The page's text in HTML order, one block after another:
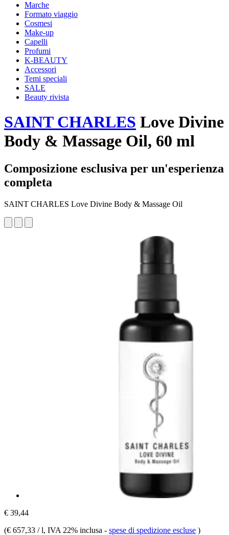
Marche
Formato viaggio
Cosmesi
Make-up
Capelli
Profumi
K-BEAUTY
Accessori
Temi speciali
SALE
Beauty rivista
SAINT CHARLES Love Divine
Body & Massage Oil, 60 ml
Composizione esclusiva per un'esperienza
completa
SAINT CHARLES Love Divine Body & Massage Oil
€ 39,44
(€ 657,33 / l, IVA 22% inclusa - spese di spedizione escluse )